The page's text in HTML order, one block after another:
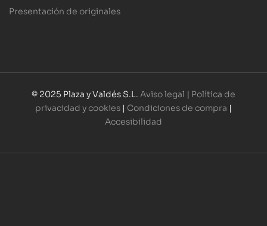
Presentación de originales
© 2025 Plaza y Valdés S.L. Aviso legal | Política de
privacidad y cookies | Condiciones de compra |
Accesibilidad